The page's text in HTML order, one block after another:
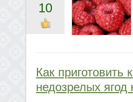
10
Как приготовить
недозрелых